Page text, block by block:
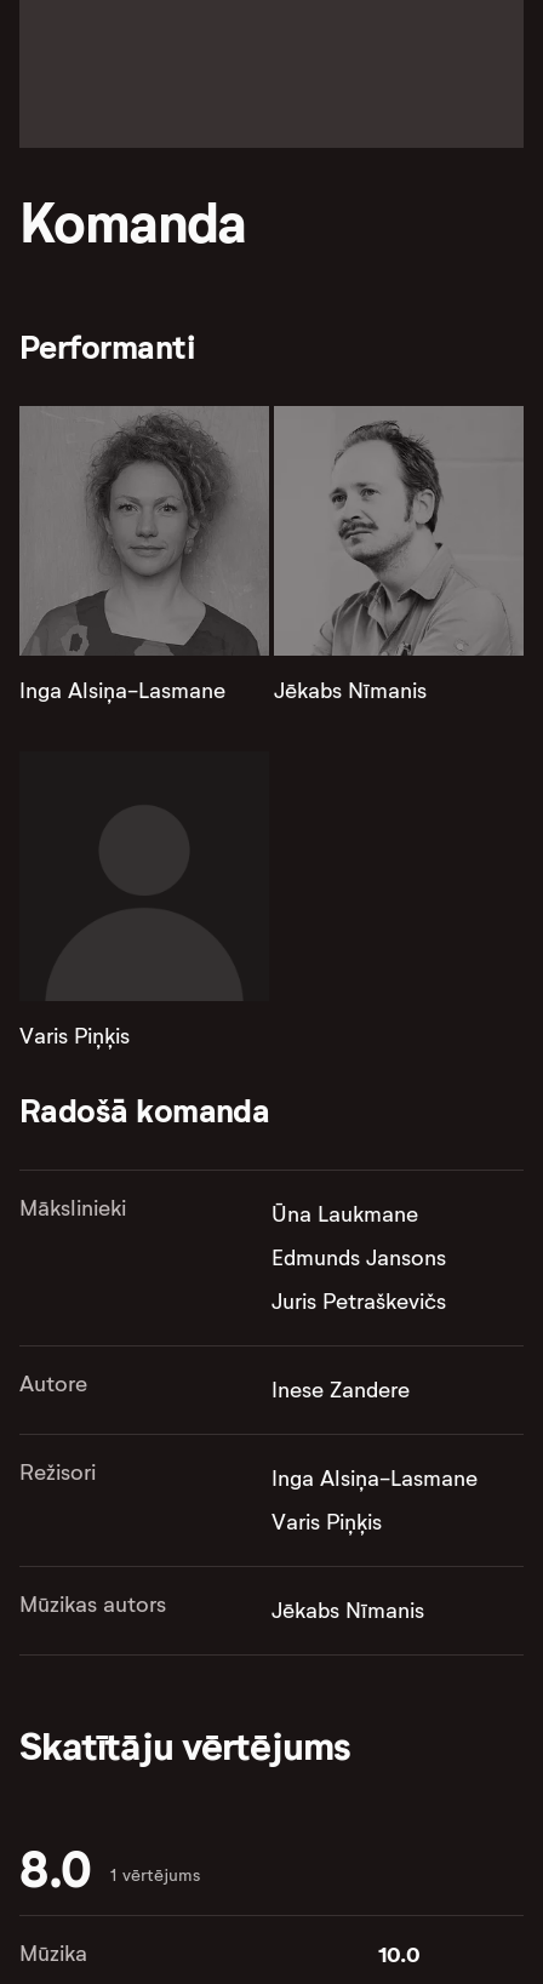
Komanda
Performanti
Inga Alsiņa-Lasmane Jēkabs Nīmanis
Varis Piņķis
Radošā komanda
Mākslinieki
Ūna Laukmane
Edmunds Jansons
Juris Petraškevičs
Autore Inese Zandere
Režisori
Inga Alsiņa-Lasmane
Varis Piņķis
Mūzikas autors Jēkabs Nīmanis
Skatītāju vērtējums
8.0 1 vērtējums
Mūzika 10.0